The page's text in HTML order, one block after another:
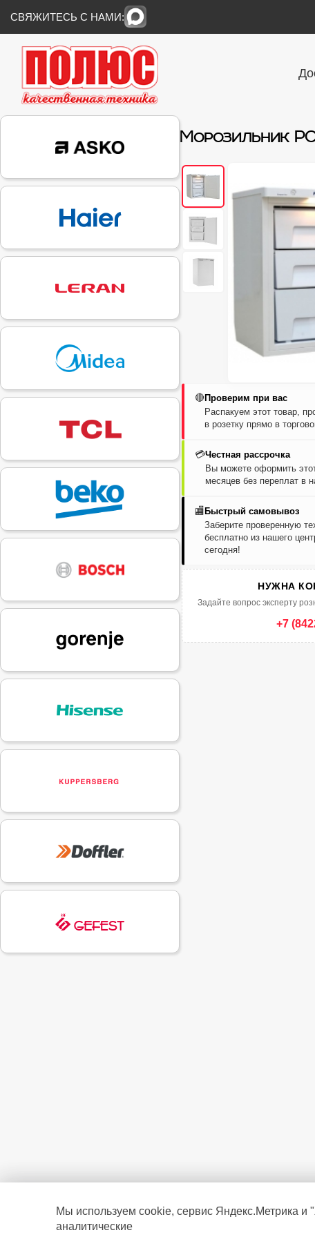
СВЯЖИТЕСЬ С НАМИ:
Морозильник
🔴Проверим при вас
Распакуем этот товар,
в розетку прямо в
💳Честная рассрочка
Вы можете оформить
месяцев без переплат в
🏬 Быстрый самовывоз
Заберите проверенную
бесплатно из нашего
сегодня!
НУЖНА
Задайте вопрос эксперту
+7
Мы используем cookie, сервис Яндекс.Метрика
аналитические